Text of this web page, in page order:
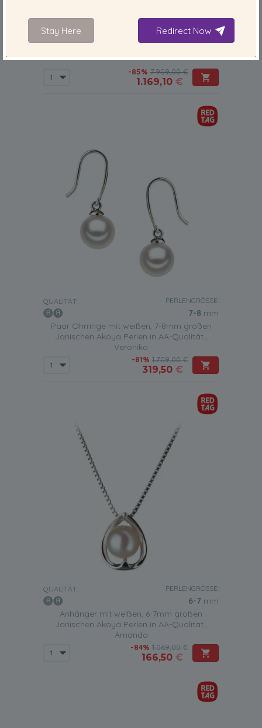
7-8
mm
Set mit weißer, 7-8mm großer Japanischer
-85% 7.909,00 €
1.169,10 €
QUALITÄT: PERLENGRÖSSE:
7-8 mm
Paar Ohrringe mit weißen, 7-8mm großen
Janischen Akoya Perlen in AA-Qualität ,
Veronika
-81% 1.709,00 €
319,50 €
QUALITÄT: PERLENGRÖSSE:
6-7 mm
Anhänger mit weißen, 6-7mm großen
Janischen Akoya Perlen in AA-Qualität ,
Amanda
-84% 1.069,00 €
166,50 €
Stay Here Redirect Now